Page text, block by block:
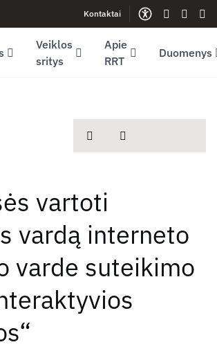
in new window)Kontaktai
Gestų
Veiklos
sritys
Apie
RRT
Duomenys
spausdintiDalintis
vartoti
vardą interneto
varde suteikimo